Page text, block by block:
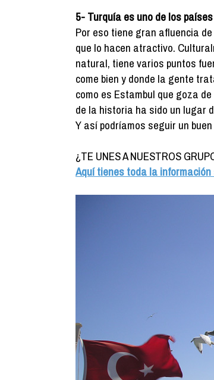
5- Turquía es uno de los
Por eso tiene gran afluencia
que lo hacen atractivo.
natural, tiene varios puntos
come bien y donde la gente
como es Estambul que goza
de la historia ha sido un lugar
Y así podríamos seguir un
¿TE UNES A NUESTROS
Aquí tienes toda la